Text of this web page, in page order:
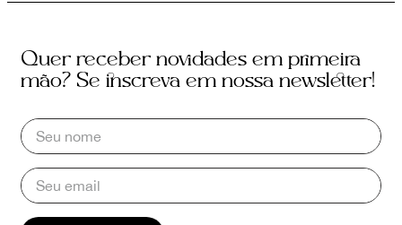
Quer receber novidades em primeira
mão? Se inscreva em nossa newsletter!